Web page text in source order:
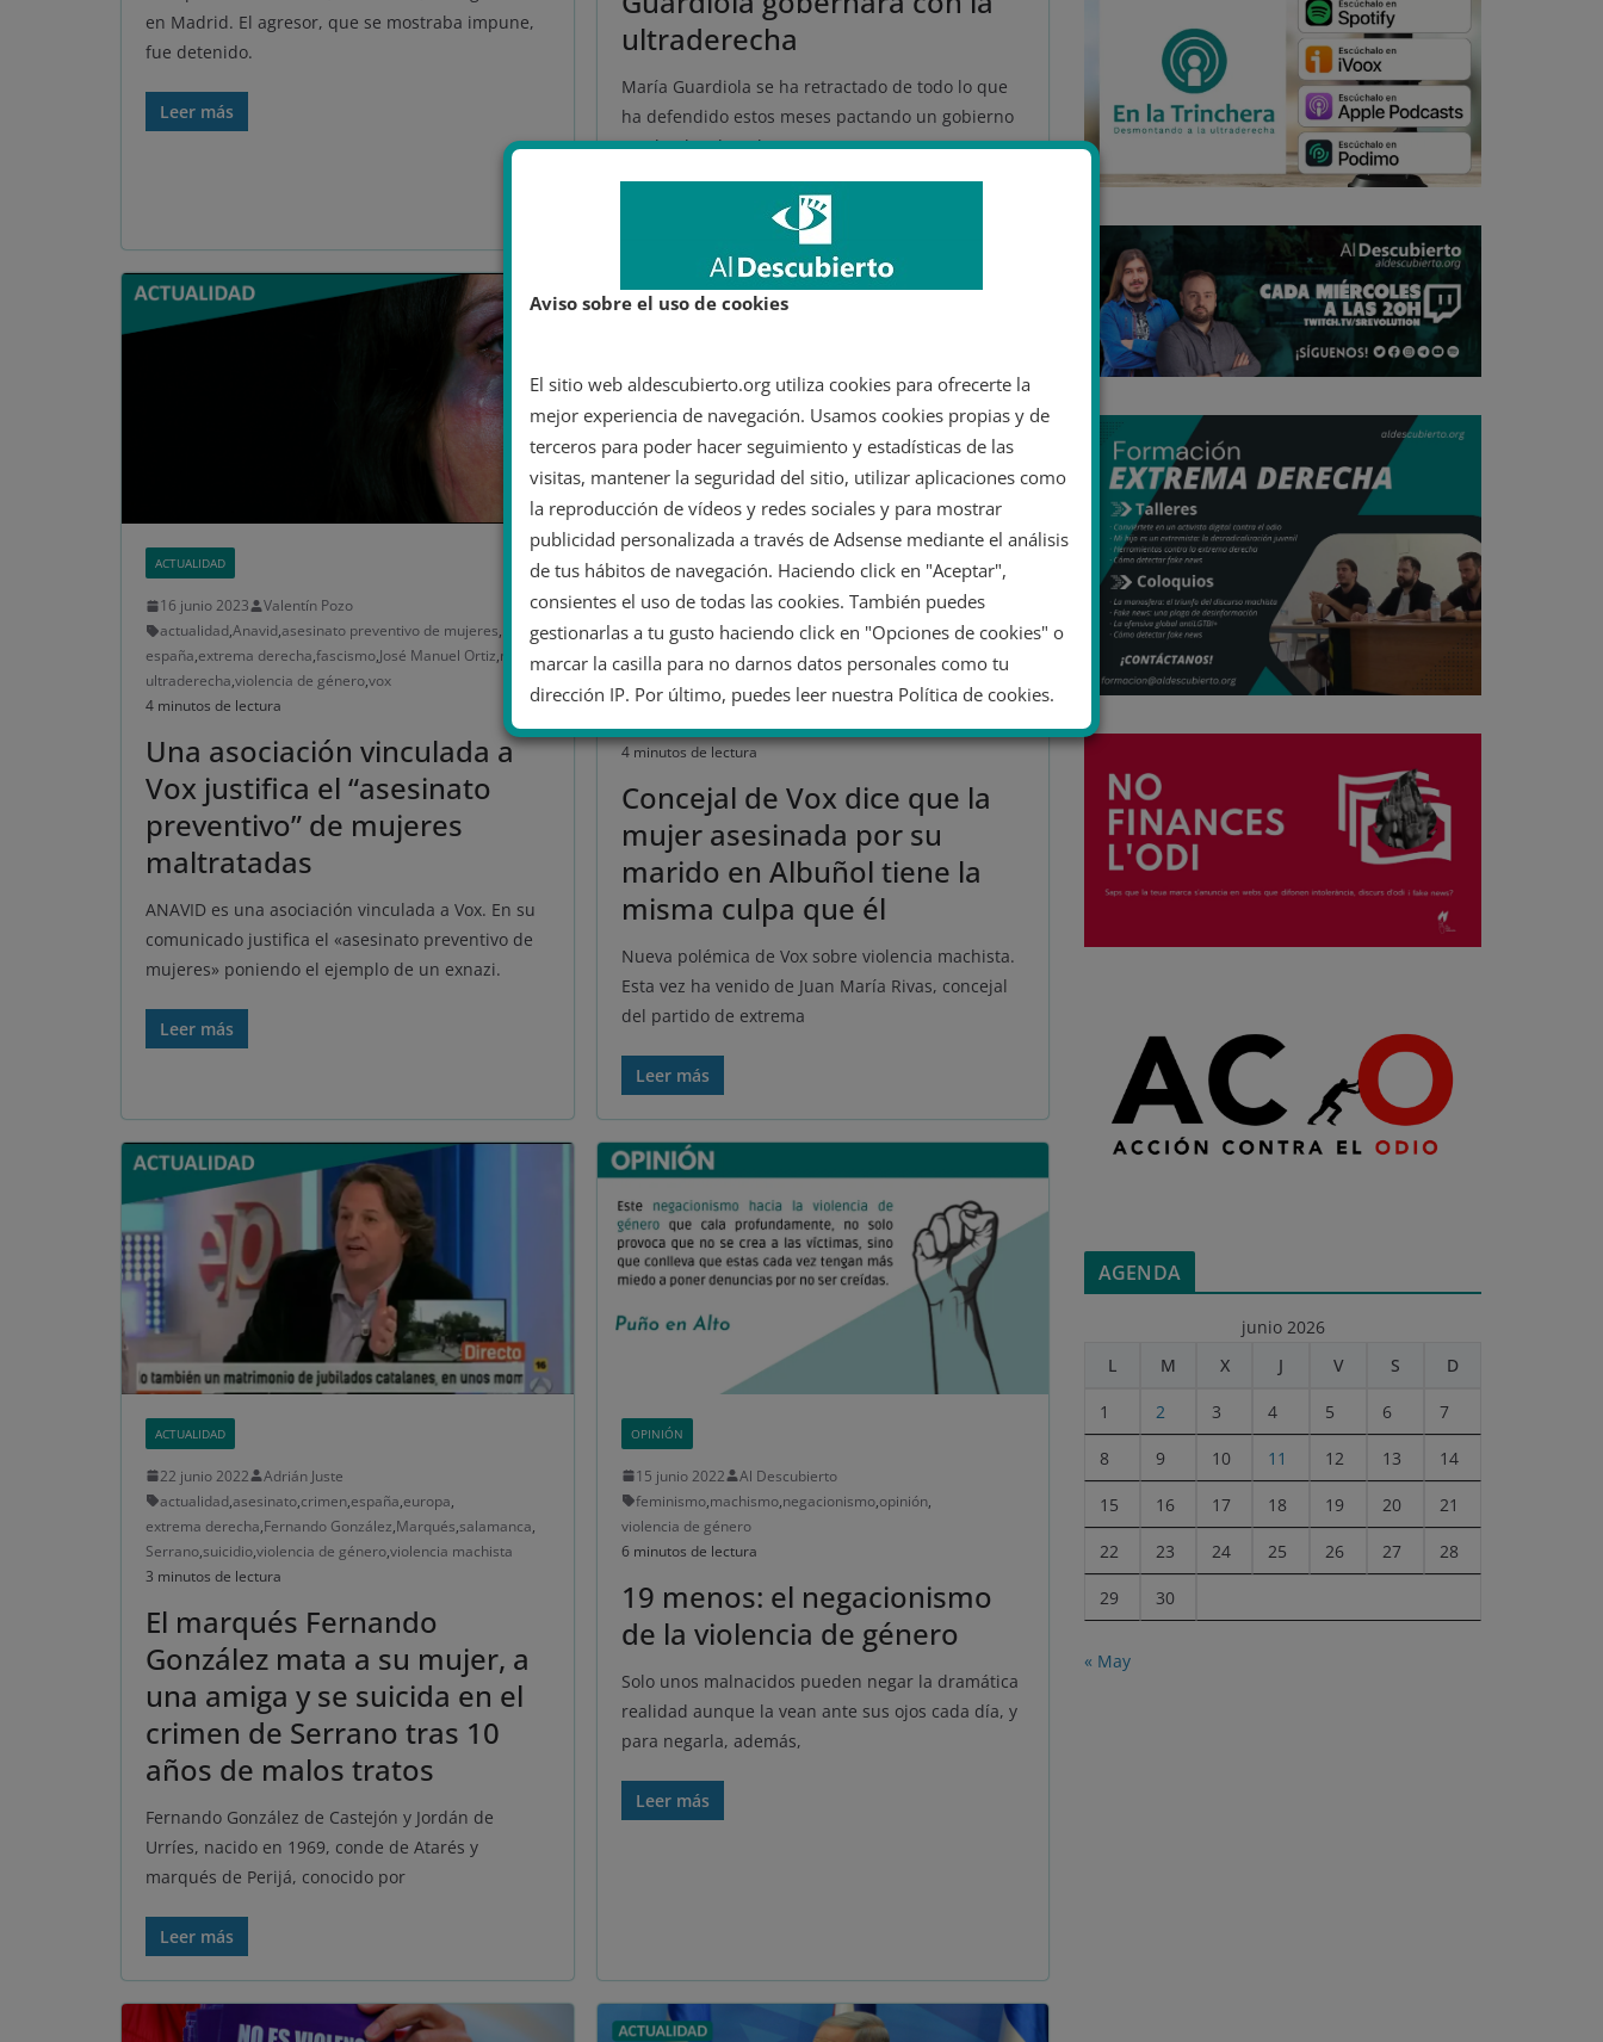
en Madrid. El agresor, que se mostraba impune,
fue detenido.
Leer más
ultraderecha
María Guardiola se ha retractado de todo lo que
ha defendido estos meses pactando un gobierno
con la ultraderecha.
ACTUALIDAD
16 junio 2023
Valentín Pozo
actualidad,Anavid,asesinato preventivo de mujeres,
españa,extrema derecha,fascismo,José Manuel Ortiz,nazi
ultraderecha,violencia de género,vox
4 minutos de lectura
Una asociación vinculada a
Vox justifica el “asesinato
preventivo” de mujeres
maltratadas
ANAVID es una asociación vinculada a Vox. En su
comunicado justifica el «asesinato preventivo de
mujeres» poniendo el ejemplo de un exnazi.
Leer más
Juan María Rivas junto a Santiago Abascal.
ACTUALIDAD
27 julio 2022
Adrián Juste
actualidad Albuñol, Andalucía,españa,europa,
extrema derecha,Granada,violencia de género,
violencia machista,vox
4 minutos de lectura
Concejal de Vox dice que la
mujer asesinada por su
marido en Albuñol tiene la
misma culpa que él
Nueva polémica de Vox sobre violencia machista.
Esta vez ha venido de Juan María Rivas, concejal
del partido de extrema
Leer más
ACTUALIDAD
22 junio 2022
Adrián Juste
actualidad,asesinato,crimen,españa,europa,
extrema derecha,Fernando González,Marqués,salamanca,
Serrano,suicidio,violencia de género,violencia machista
3 minutos de lectura
El marqués Fernando
González mata a su mujer, a
una amiga y se suicida en el
crimen de Serrano tras 10
años de malos tratos
Fernando González de Castejón y Jordán de
Urríes, nacido en 1969, conde de Atarés y
marqués de Perijá, conocido por
Leer más
OPINIÓN
15 junio 2022
Al Descubierto
feminismo,machismo,negacionismo,opinión,
violencia de género
6 minutos de lectura
19 menos: el negacionismo
de la violencia de género
Solo unos malnacidos pueden negar la dramática
realidad aunque la vean ante sus ojos cada día, y
para negarla, además,
Leer más
AGENDA
junio 2026
L
M X J V S D
1 2 3 4 5 6 7
8 9 10 11 12 13 14
15 16 17 18 19 20 21
22 23 24 25 26 27 28
29 30
« May
Aviso sobre el uso de cookies
El sitio web aldescubierto.org utiliza cookies para ofrecerte la
mejor experiencia de navegación. Usamos cookies propias y de
terceros para poder hacer seguimiento y estadísticas de las
visitas, mantener la seguridad del sitio, utilizar aplicaciones como
la reproducción de vídeos y redes sociales y para mostrar
publicidad personalizada a través de Adsense mediante el análisis
de tus hábitos de navegación. Haciendo click en "Aceptar",
consientes el uso de todas las cookies. También puedes
gestionarlas a tu gusto haciendo click en "Opciones de cookies" o
marcar la casilla para no darnos datos personales como tu
dirección IP. Por último, puedes leer nuestra Política de cookies.
Opciones de cookies Aceptar cookies